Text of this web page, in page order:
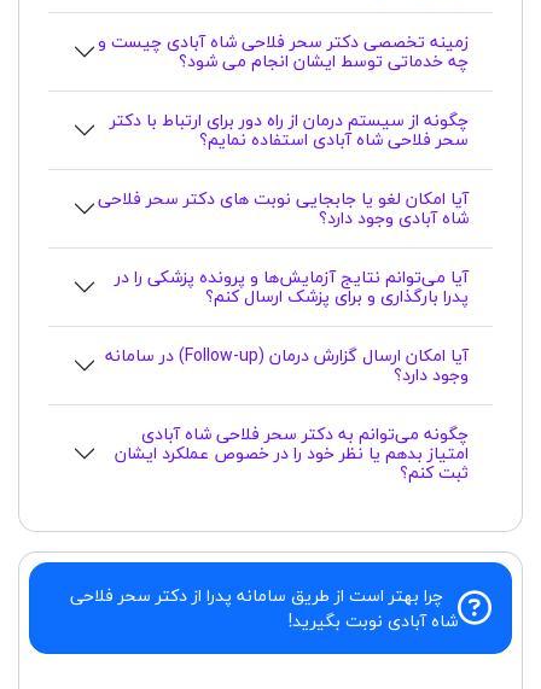
زمینه تخصصی دکتر سحر فلاحی شاه آبادی چیست و
چه خدماتی توسط ایشان انجام می شود؟
چگونه از سیستم درمان از راه دور برای ارتباط با دکتر
سحر فلاحی شاه آبادی استفاده نمایم؟
آیا امکان لغو یا جابجایی نوبت های دکتر سحر فلاحی
شاه آبادی وجود دارد؟
آیا می‌توانم نتایج آزمایش‌ها و پرونده پزشکی را در
پدرا بارگذاری و برای پزشک ارسال کنم؟
آیا امکان ارسال گزارش درمان (Follow-up) در سامانه
وجود دارد؟
چگونه می‌توانم به دکتر سحر فلاحی شاه آبادی
امتیاز بدهم یا نظر خود را در خصوص عملکرد ایشان
ثبت کنم؟
چرا بهتر است از طریق سامانه پدرا از دکتر سحر فلاحی
شاه آبادی نوبت بگیرید!